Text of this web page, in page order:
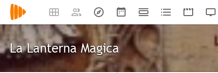
La Lanterna Magica